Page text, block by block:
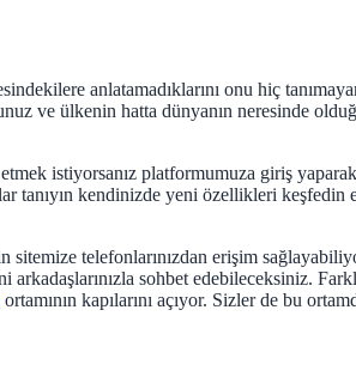
anlatamadıklarını onu hiç
ve ülkenin hatta dünyanın neresinde
istiyorsanız platformumuza giriş yaparak
kendinizde yeni özellikleri keşfedin
telefonlarınızdan erişim
arkadaşlarınızla sohbet edebileceksiniz.
ortamının kapılarını açıyor. Sizler de bu